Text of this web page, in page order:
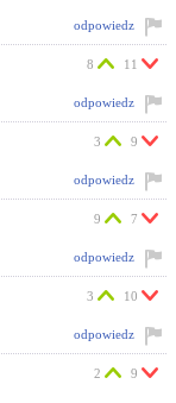
odpowiedz
8 11
odpowiedz
3 9
odpowiedz
9 7
odpowiedz
3 10
odpowiedz
2 9